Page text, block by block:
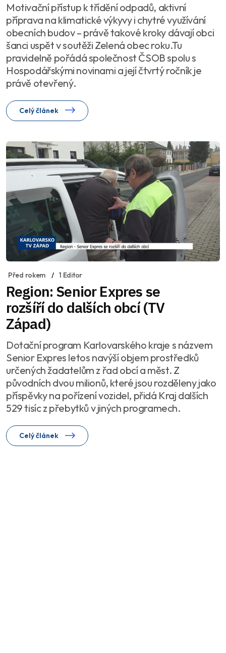
Motivační přístup k třídění odpadů, aktivní
příprava na klimatické výkyvy i chytré využívání
obecních budov – právě takové kroky dávají obci
šanci uspět v soutěži Zelená obec roku.Tu
pravidelně pořádá společnost ČSOB spolu s
Hospodářskými novinami a její čtvrtý ročník je
právě otevřený.
Celý článek
Před rokem 1 Editor
Region: Senior Expres se
rozšíří do dalších obcí (TV
Západ)
Dotační program Karlovarského kraje s názvem
Senior Expres letos navýší objem prostředků
určených žadatelům z řad obcí a měst. Z
původních dvou milionů, které jsou rozděleny jako
příspěvky na pořízení vozidel, přidá Kraj dalších
529 tisíc z přebytků v jiných programech.
Celý článek